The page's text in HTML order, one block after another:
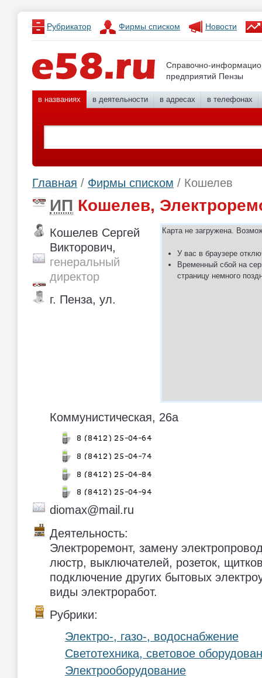
Рубрикатор Фирмы списком Новости
Справочно-
предприятий Пензы
в названиях в деятельности в адресах в телефонах
Главная / Фирмы списком / Кошелев
ИП Кошелев,
Карта не загружена.
У вас в браузере
Временный сбой на
страницу немного
Кошелев Сергей
Викторович,
генеральный
директор
г. Пенза, ул.
Коммунистическая, 26а
diomax@mail.ru
Деятельность:
Электроремонт, замену
люстр, выключателей, розеток,
подключение других бытовых
виды электроработ.
Рубрики:
Электро-, газо-, водоснабжение
Светотехника, световое
Электрооборудование